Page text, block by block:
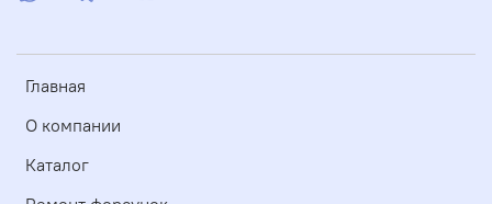
Главная
О компании
Каталог